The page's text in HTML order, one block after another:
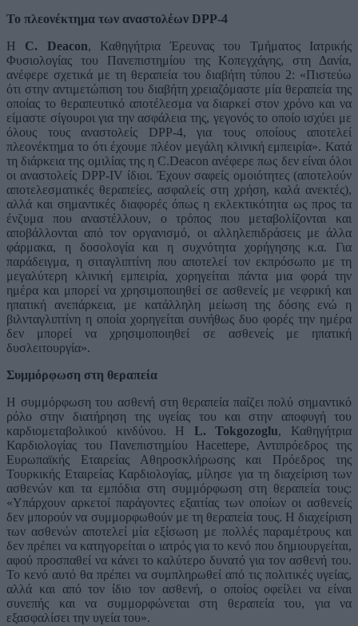
Το πλεονέκτημα των αναστολέων DPP-4
Η C. Deacon, Καθηγήτρια Έρευνας του Τμήματος Ιατρικής
Φυσιολογίας του Πανεπιστημίου της Κοπεγχάγης, στη Δανία,
ανέφερε σχετικά με τη θεραπεία του διαβήτη τύπου 2: «Πιστεύω
ότι στην αντιμετώπιση του διαβήτη χρειαζόμαστε μία θεραπεία της
οποίας το θεραπευτικό αποτέλεσμα να διαρκεί στον χρόνο και να
είμαστε σίγουροι για την ασφάλεια της, γεγονός το οποίο ισχύει με
όλους τους αναστολείς DPP-4, για τους οποίους αποτελεί
πλεονέκτημα το ότι έχουμε πλέον μεγάλη κλινική εμπειρία». Κατά
τη διάρκεια της ομιλίας της η C.Deacon ανέφερε πως δεν είναι όλοι
οι αναστολείς DPP-IV ίδιοι. Έχουν σαφείς ομοιότητες (αποτελούν
αποτελεσματικές θεραπείες, ασφαλείς στη χρήση, καλά ανεκτές),
αλλά και σημαντικές διαφορές όπως η εκλεκτικότητα ως προς τα
ένζυμα που αναστέλλουν, ο τρόπος που μεταβολίζονται και
αποβάλλονται από τον οργανισμό, οι αλληλεπιδράσεις με άλλα
φάρμακα, η δοσολογία και η συχνότητα χορήγησης κ.α. Για
παράδειγμα, η σιταγλιπτίνη που αποτελεί τον εκπρόσωπο με τη
μεγαλύτερη κλινική εμπειρία, χορηγείται πάντα μια φορά την
ημέρα και μπορεί να χρησιμοποιηθεί σε ασθενείς με νεφρική και
ηπατική ανεπάρκεια, με κατάλληλη μείωση της δόσης ενώ η
βιλνταγλιπτίνη η οποία χορηγείται συνήθως δυο φορές την ημέρα
δεν μπορεί να χρησιμοποιηθεί σε ασθενείς με ηπατική
δυσλειτουργία».
Συμμόρφωση στη θεραπεία
Η συμμόρφωση του ασθενή στη θεραπεία παίζει πολύ σημαντικό
ρόλο στην διατήρηση της υγείας του και στην αποφυγή του
καρδιομεταβολικού κινδύνου. Η L. Tokgozoglu, Καθηγήτρια
Καρδιολογίας του Πανεπιστημίου Hacettepe, Αντιπρόεδρος της
Ευρωπαϊκής Εταιρείας Αθηροσκλήρωσης και Πρόεδρος της
Τουρκικής Εταιρείας Καρδιολογίας, μίλησε για τη διαχείριση των
ασθενών και τα εμπόδια στη συμμόρφωση στη θεραπεία τους:
«Υπάρχουν αρκετοί παράγοντες εξαιτίας των οποίων οι ασθενείς
δεν μπορούν να συμμορφωθούν με τη θεραπεία τους. Η διαχείριση
των ασθενών αποτελεί μία εξίσωση με πολλές παραμέτρους και
δεν πρέπει να κατηγορείται ο ιατρός για το κενό που δημιουργείται,
αφού προσπαθεί να κάνει το καλύτερο δυνατό για τον ασθενή του.
Το κενό αυτό θα πρέπει να συμπληρωθεί από τις πολιτικές υγείας,
αλλά και από τον ίδιο τον ασθενή, ο οποίος οφείλει να είναι
συνεπής και να συμμορφώνεται στη θεραπεία του, για να
εξασφαλίσει την υγεία του».